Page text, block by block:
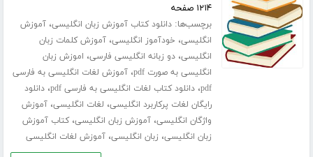
۱۲۱۴ صفحه
برچسب‌ها:دانلود کتاب آموزش زبان انگلیسی،آموزش
انگلیسی، خودآموز انگلیسی،آموزش کلمات زبان
انگلیسی،دو زبانه انگلیسی فارسی، اموزش زبان
انگلیسی به صورت pdf
،آموزش لغات انگلیسی به فارسی
pdf،دانلود کتاب لغات انگلیسی به فارسی pdf ،دانلود
رایگان لغات پرکاربرد انگلیسی، لغات انگلیسی،آموزش
واژگان انگلیسی،آموزش زبان انگلیسی،کتاب آموزش
زبان انگلیسی، زبان انگلیسی،آموزش لغات انگلیسی